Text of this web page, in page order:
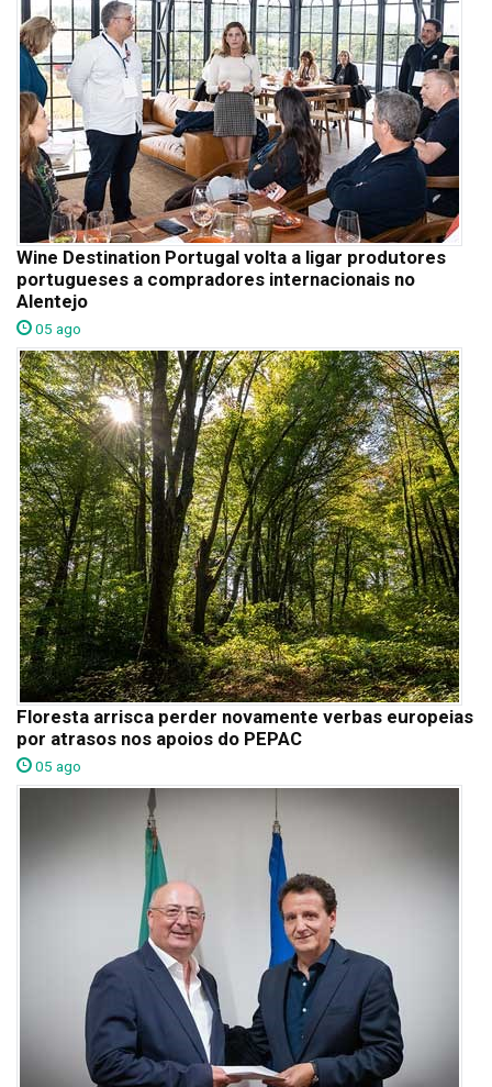
Wine Destination Portugal volta a ligar produtores
portugueses a compradores internacionais no
Alentejo
05 ago
Floresta arrisca perder novamente verbas europeias
por atrasos nos apoios do PEPAC
05 ago